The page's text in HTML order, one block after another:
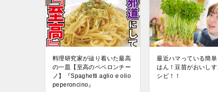
料理研究家が辿り着いた最高
の一皿【至高のペペロンチー
ノ】『Spaghetti aglio e olio
peperoncino』
最近ハマっている簡
はん！豆苗がおいしす
シピ！！